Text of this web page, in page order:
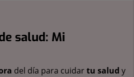
salud: Mi
del día para cuidartu salud y